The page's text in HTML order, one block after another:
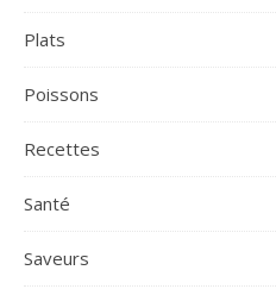
Plats
Poissons
Recettes
Santé
Saveurs